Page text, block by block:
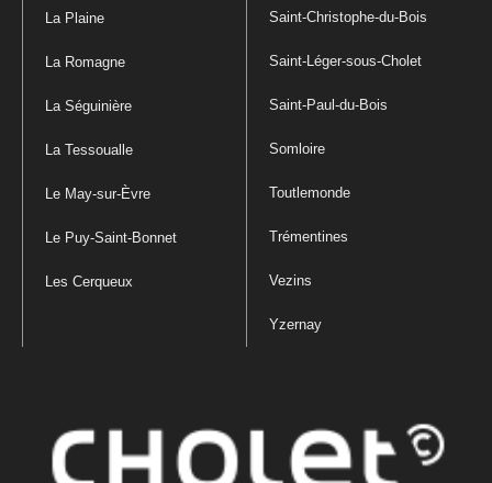
La Plaine
La Romagne
La Séguinière
La Tessoualle
Le May-sur-Èvre
Le Puy-Saint-Bonnet
Les Cerqueux
Saint-Christophe-du-Bois
Saint-Léger-sous-Cholet
Saint-Paul-du-Bois
Somloire
Toutlemonde
Trémentines
Vezins
Yzernay